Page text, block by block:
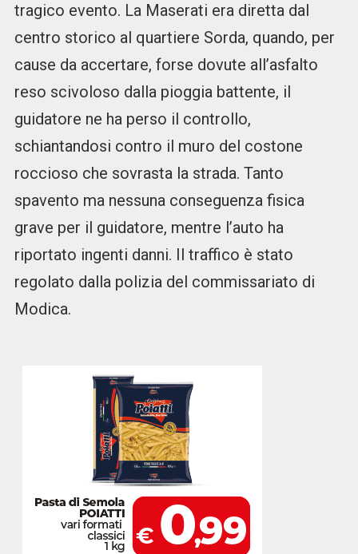
tragico evento. La Maserati era diretta dal
centro storico al quartiere Sorda, quando, per
cause da accertare, forse dovute all’asfalto
reso scivoloso dalla pioggia battente, il
guidatore ne ha perso il controllo,
schiantandosi contro il muro del costone
roccioso che sovrasta la strada. Tanto
spavento ma nessuna conseguenza fisica
grave per il guidatore, mentre l’auto ha
riportato ingenti danni. Il traffico è stato
regolato dalla polizia del commissariato di
Modica.